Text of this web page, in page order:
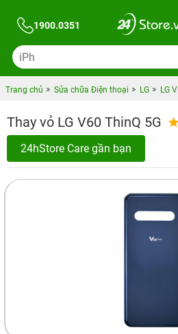
1900.0351
Trang chủ Sửa chữa Điện thoại LG LG V
Thay vỏ LG V60 ThinQ 5G
24hStore Care gần bạn